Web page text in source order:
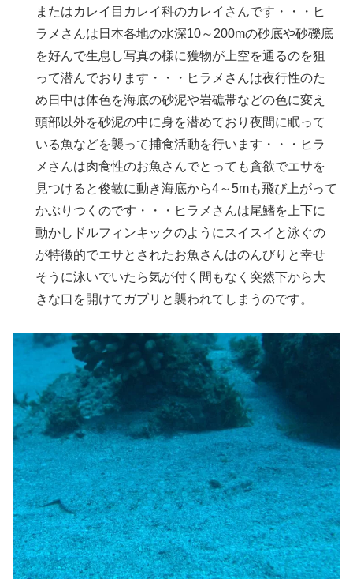
またはカレイ目カレイ科のカレイさんです・・・ヒ
ラメさんは日本各地の水深10～200mの砂底や砂礫底
を好んで生息し写真の様に獲物が上空を通るのを狙
って潜んでおります・・・ヒラメさんは夜行性のた
め日中は体色を海底の砂泥や岩礁帯などの色に変え
頭部以外を砂泥の中に身を潜めており夜間に眠って
いる魚などを襲って捕食活動を行います・・・ヒラ
メさんは肉食性のお魚さんでとっても貪欲でエサを
見つけると俊敏に動き海底から4～5mも飛び上がって
かぶりつくのです・・・ヒラメさんは尾鰭を上下に
動かしドルフィンキックのようにスイスイと泳ぐの
が特徴的でエサとされたお魚さんはのんびりと幸せ
そうに泳いでいたら気が付く間もなく突然下から大
きな口を開けてガブリと襲われてしまうのです。